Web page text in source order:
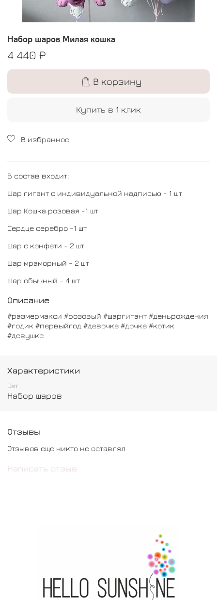
Набор шаров Милая кошка
4 440 ₽
В корзину
Купить в 1 клик
В избранное
В состав входит:
Шар гигант с индивидуальной надписью - 1 шт
Шар Кошка розовая -1 шт
Сердце серебро -1 шт
Шар с конфети - 2 шт
Шар мраморный - 2 шт
Шар обычный - 4 шт
Описание
#размермакси #розовый #шаргигант #деньрождения
#годик #первыйгод #девочке #дочке #котик
#девушке
Характеристики
Сет
Набор шаров
Отзывы
Отзывов еще никто не оставлял
Написать отзыв